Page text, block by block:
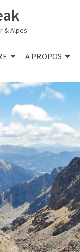
& Alpes
A PROPOS